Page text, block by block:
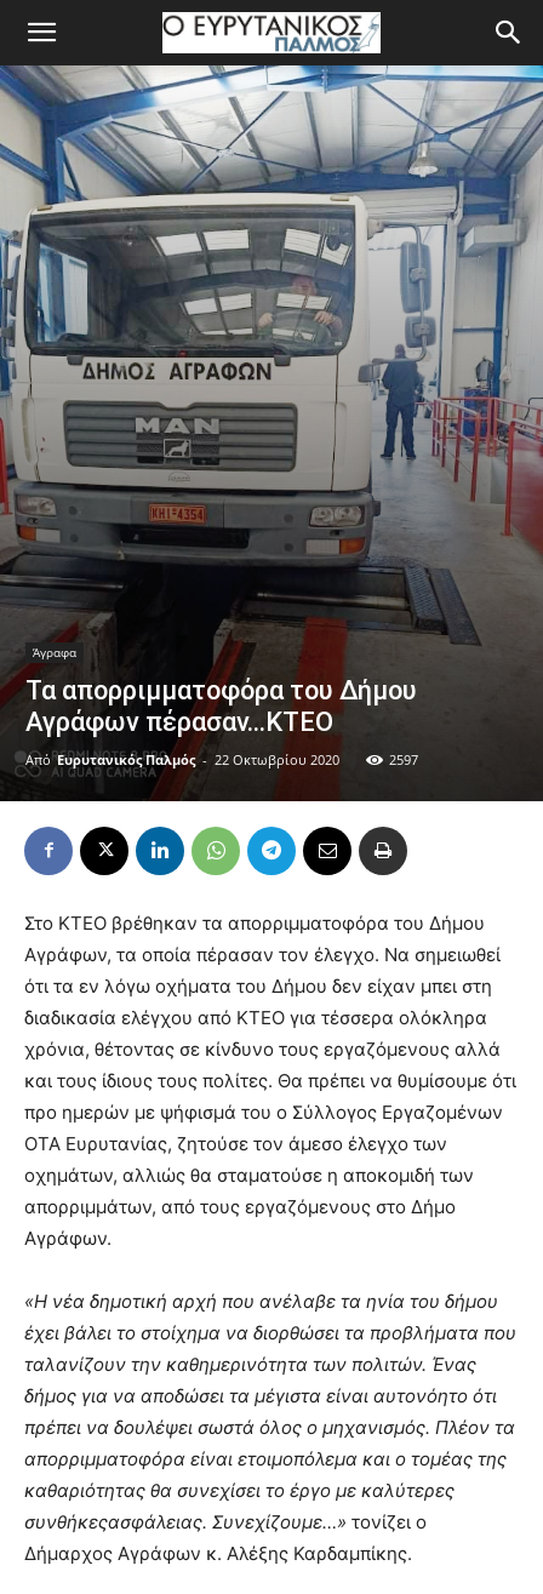
Άγραφα
Τα απορριμματοφόρα του Δήμου
Αγράφων πέρασαν…ΚΤΕΟ
Από Ευρυτανικός Παλμός - 22 Οκτωβρίου 2020 2597
Στο ΚΤΕΟ βρέθηκαν τα απορριμματοφόρα του Δήμου
Αγράφων, τα οποία πέρασαν τον έλεγχο. Να σημειωθεί
ότι τα εν λόγω οχήματα του Δήμου δεν είχαν μπει στη
διαδικασία ελέγχου από ΚΤΕΟ για τέσσερα ολόκληρα
χρόνια, θέτοντας σε κίνδυνο τους εργαζόμενους αλλά
και τους ίδιους τους πολίτες. Θα πρέπει να θυμίσουμε ότι
προ ημερών με ψήφισμά του ο Σύλλογος Εργαζομένων
ΟΤΑ Ευρυτανίας, ζητούσε τον άμεσο έλεγχο των
οχημάτων, αλλιώς θα σταματούσε η αποκομιδή των
απορριμμάτων, από τους εργαζόμενους στο Δήμο
Αγράφων.
«Η νέα δημοτική αρχή που ανέλαβε τα ηνία του δήμου
έχει βάλει το στοίχημα να διορθώσει τα προβλήματα που
ταλανίζουν την καθημερινότητα των πολιτών. Ένας
δήμος για να αποδώσει τα μέγιστα είναι αυτονόητο ότι
πρέπει να δουλέψει σωστά όλος ο μηχανισμός. Πλέον τα
απορριμματοφόρα είναι ετοιμοπόλεμα και ο τομέας της
καθαριότητας θα συνεχίσει το έργο με καλύτερες
συνθήκεςασφάλειας. Συνεχίζουμε…» τονίζει ο
Δήμαρχος Αγράφων κ. Αλέξης Καρδαμπίκης.